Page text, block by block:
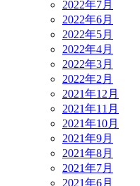
2022年7月
2022年6月
2022年5月
2022年4月
2022年3月
2022年2月
2021年12月
2021年11月
2021年10月
2021年9月
2021年8月
2021年7月
2021年6月